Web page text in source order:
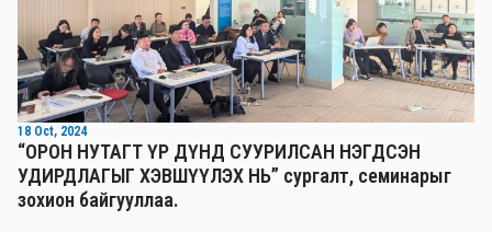
18 Oct, 2024
“ОРОН НУТАГТ ҮР ДҮНД СУУРИЛСАН НЭГДСЭН
УДИРДЛАГЫГ ХЭВШҮҮЛЭХ НЬ” сургалт, семинарыг
зохион байгууллаа.